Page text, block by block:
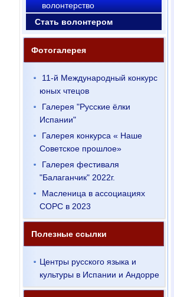
волонтерство
Стать волонтером
Фотогалерея
11-й Международный конкурс
юных чтецов
Галерея "Русские ёлки
Испании"
Галерея конкурса « Наше
Советское прошлое»
Галерея фестиваля
"Балаганчик" 2022г.
Масленица в ассоциациях
СОРС в 2023
Полезные ссылки
Центры русского языка и
культуры в Испании и Андорре